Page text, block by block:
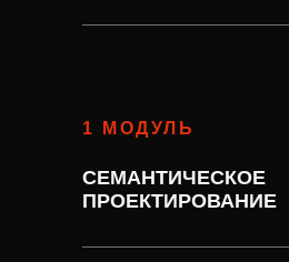
1 МОДУЛЬ
СЕМАНТИЧЕСКОЕ
ПРОЕКТИРОВАНИЕ